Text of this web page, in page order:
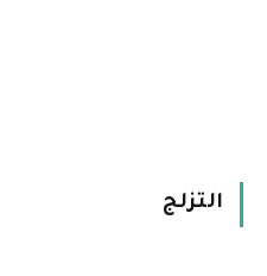
التزلج